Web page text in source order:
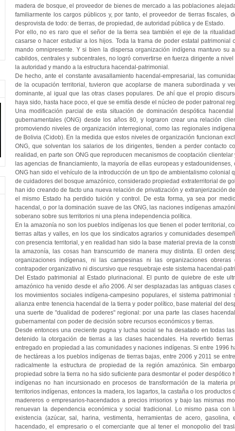
madera de bosque, el proveedor de bienes de mercado a las poblaciones
familiarmente los cargos públicos y, por tanto, el proveedor de tierras fiscales,
desprovista de todo: de tierras, de propiedad, de autoridad pública y de Estado.
Por ello, no es raro que el señor de la tierra sea también el eje de la
casarse o hacer estudiar a los hijos. Toda la trama de poder estatal
mando omnipresente. Y si bien la dispersa organización indígena mantuvo su
cabildos, centrales y subcentrales, no logró convertirse en fuerza dirigente a
la autoridad y mando a la estructura hacendal-patrimonial.
De hecho, ante el constante avasallamiento hacendal-empresarial, las
de la ocupación territorial, tuvieron que acoplarse de manera subordinada y
dominante, al igual que las otras clases populares. De ahí que el propio
haya sido, hasta hace poco, el que se emitía desde el núcleo de poder patronal
Una modificación parcial de esta situación de dominación despótica
gubernamentales (ONG) desde los años 80, y lograron crear una relación
promoviendo niveles de organización interregional, como las regionales
de Bolivia (Cidob). En la medida que estos niveles de organización funcionan
ONG, que solventan los salarios de los dirigentes, tienden a perder contacto
realidad, en parte son ONG que reproducen mecanismos de cooptación
las agencias de financiamiento, la mayoría de ellas europeas y
ONG han sido el vehículo de la introducción de un tipo de ambientalismo colonial
de cuidadores del bosque amazónico, considerado propiedad extraterritorial de
han ido creando de facto una nueva relación de privatización y extranjerización
el mismo Estado ha perdido tuición y control. De esta forma, ya sea por
hacendal, o por la dominación suave de las ONG, las naciones indígenas
soberano sobre sus territorios ni una plena independencia política.
En la amazonía no son los pueblos indígenas los que tienen el poder territorial,
tierras altas y valles, en los que los sindicatos agrarios y comunidades
con presencia territorial, y en realidad han sido la base material previa de la
la amazonía, las cosas han transcurrido de manera muy distinta. El orden
organizaciones indígenas, ni las campesinas ni las organizaciones
contrapoder organizativo ni discursivo que resquebraje este sistema hacendal-
Del Estado patrimonial al Estado plurinacional. El punto de quiebre de este
amazónico ha venido desde el año 2006. Al ser desplazadas las antiguas clases
los movimientos sociales indígena-campesino populares, el sistema
alianza entre tenencia hacendal de la tierra y poder político, base material del
una suerte de "dualidad de poderes" regional: por una parte las clases
gubernamental con poder de decisión sobre recursos económicos y tierras.
Desde entonces una creciente pugna y lucha social se ha desatado en todas
detenido la otorgación de tierras a las clases hacendales. Ha revertido
entregado en propiedad a las comunidades y naciones indígenas. Si entre 1996
de hectáreas a los pueblos indígenas de tierras bajas, entre 2006 y 2011 se
radicalmente la estructura de propiedad de la región amazónica. Sin
propiedad sobre la tierra no ha sido suficiente para desmontar el poder
indígenas no han incursionado en procesos de transformación de la materia
territorios indígenas, entonces la madera, los lagartos, la castaña o los
madereros o empresarios-hacendados a precios irrisorios y bajo las mismas
renuevan la dependencia económica y social tradicional. Lo mismo pasa con
existencia (azúcar, sal, harina, vestimenta, herramientas de acero,
hacendado, el empresario o el comerciante que al tener el monopolio del